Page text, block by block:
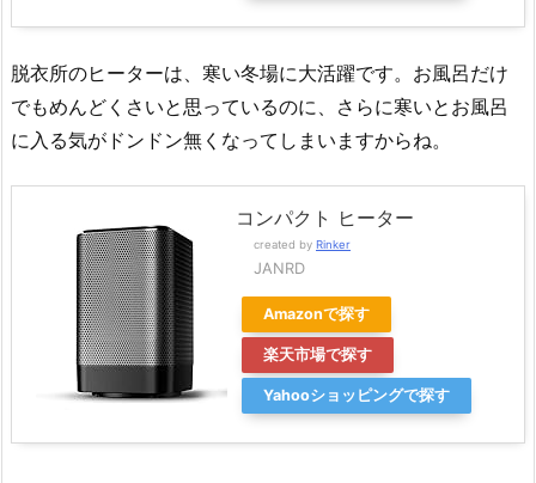
脱衣所のヒーターは、寒い冬場に大活躍です。お風呂だけ
でもめんどくさいと思っているのに、さらに寒いとお風呂
に入る気がドンドン無くなってしまいますからね。
コンパクト ヒーター
created by Rinker
JANRD
Amazonで探す
楽天市場で探す
Yahooショッピングで探す